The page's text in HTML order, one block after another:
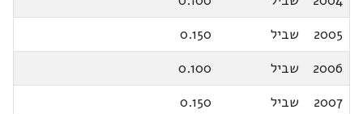
2005
שביל
0.150
2006
שביל
0.100
2007
שביל
0.150